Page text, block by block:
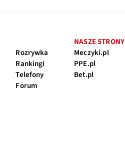
Rozrywka
Rankingi
Telefony
Forum
NASZE STRONY
Meczyki.pl
PPE.pl
Bet.pl